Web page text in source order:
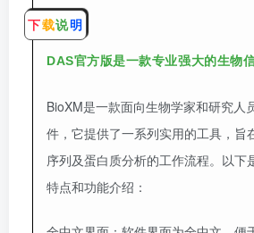
下载说明
DAS官方版是一款专业强大的生物
BioXM是一款面向生物学家和研究人
件，它提供了一系列实用的工具，旨
序列及蛋白质分析的工作流程。以下
特点和功能介绍：